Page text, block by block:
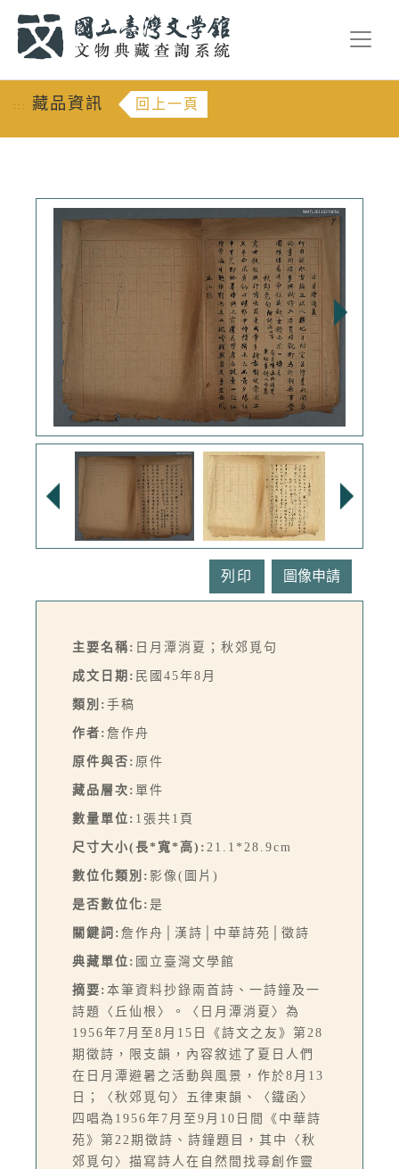
::: 藏品資訊 回上一頁
列印
主要名稱: 日月潭消夏；秋郊覓句
成文日期: 民國45年8月
類別: 手稿
作者: 詹作舟
原件與否: 原件
藏品層次: 單件
數量單位: 1張共1頁
尺寸大小(長*寬*高): 21.1*28.9cm
數位化類別: 影像(圖片)
是否數位化: 是
關鍵詞: 詹作舟│漢詩│中華詩苑│徵詩
典藏單位: 國立臺灣文學館
摘要: 本筆資料抄錄兩首詩、一詩鐘及一
詩題〈丘仙根〉。〈日月潭消夏〉為
1956年7月至8月15日《詩文之友》第28
期徵詩，限支韻，內容敘述了夏日人們
在日月潭避暑之活動與風景，作於8月13
日；〈秋郊覓句〉五律東韻、〈鐵函〉
四唱為1956年7月至9月10日間《中華詩
苑》第22期徵詩、詩鐘題目，其中〈秋
郊覓句〉描寫詩人在自然間找尋創作靈